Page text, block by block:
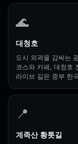
🌊
대청호
도시 외곽을 감싸는
코스와 카페, 대청호
라이브 길은 중부 한
📍
계족산 황톳길